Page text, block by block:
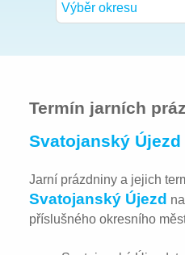
Výběr okresu
Termín jarních
Svatojanský Újezd
Jarní prázdniny a jejich
Svatojanský Újezd
příslušného okresního